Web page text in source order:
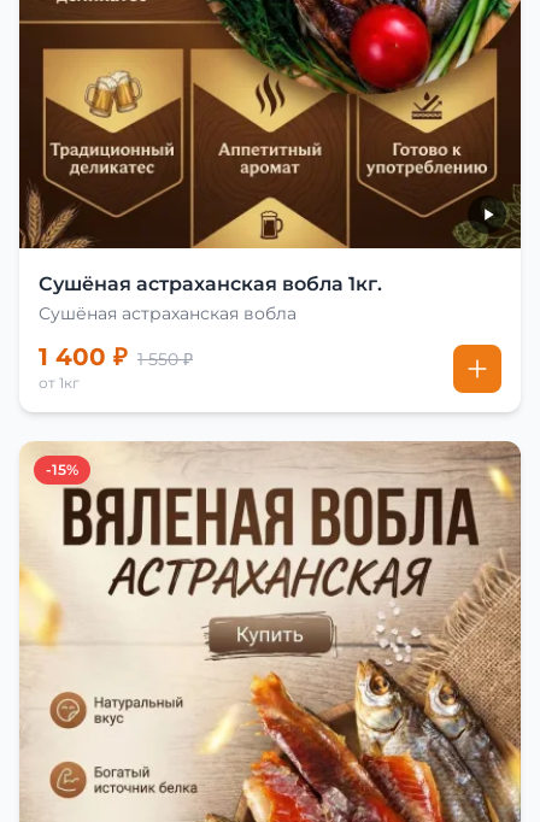
Сушёная астраханская вобла 1кг.
Сушёная астраханская вобла
1 400 ₽ 1 550 ₽
от 1кг
-15%